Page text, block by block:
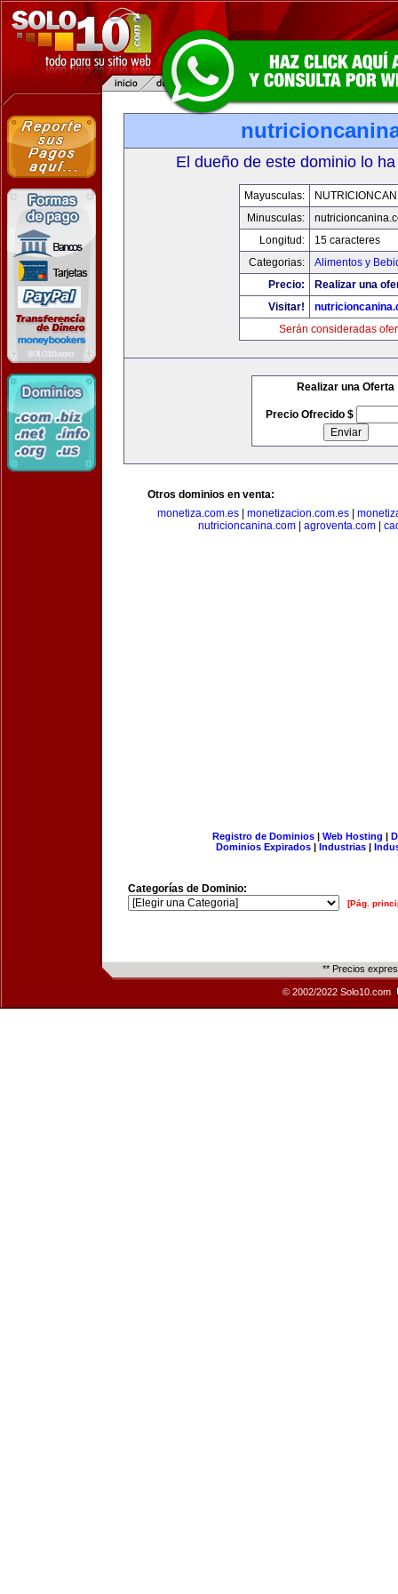
El dueño de este dominio lo
Mayusculas:
Minusculas:
Longitud:
15 caracteres
Categorias:
Alimentos y
Precio:
Realizar una
Visitar!
Serán consideradas
Realizar una Oferta
Precio Ofrecido $
Otros dominios en venta:
monetiza.com.es| monetizacion.com.es|
nutricioncanina.com| agroventa.com|
Registro de Dominios| Web Hosting |
Dominios Expirados | Industrias |
Categorías de Dominio:
[Pág.
** Precios
© 2002/2022 Solo10.com